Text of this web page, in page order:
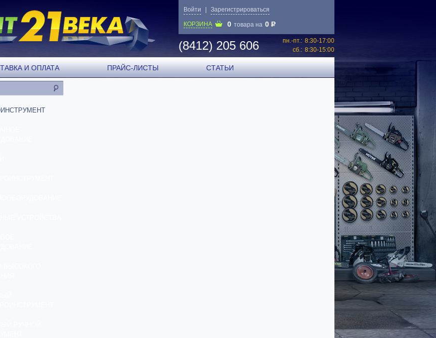
Войти Зарегистрироваться
КОРЗИНА 0 товара на 0 P
(8412) 205 606 пн.-пт.: 8:30-17:00
сб.: 8:30-15:00
И ОПЛАТА ПРАЙС-ЛИСТЫ СТАТЬИ
УСТРОЙСТВА
ВЫСОКОГО
РУЧНОЙ